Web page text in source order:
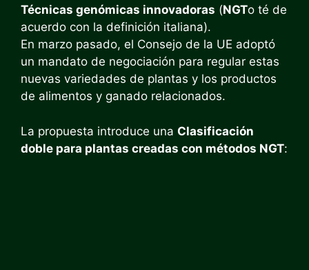
Técnicas genómicas innovadoras (NGTo té de
acuerdo con la definición italiana).
En marzo pasado, el Consejo de la UE adoptó
un mandato de negociación para regular estas
nuevas variedades de plantas y los productos
de alimentos y ganado relacionados.
La propuesta introduce una Clasificación
doble para plantas creadas con métodos NGT: